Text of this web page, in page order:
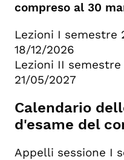
compreso al 30
Lezioni I semestre
18/12/2026
Lezioni II
21/05/2027
Calendario
d'esame del
Appelli sessione I